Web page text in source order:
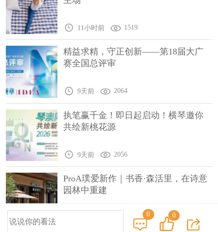
11小时前 1519
精益求精，守正创新——第18届大广
赛全国总评审
9天前 2064
执笔赢千金！即日起启动！横琴邀你
共绘新桃花源
9天前 2056
ProA璞爱新作｜书香·森活里，在诗意
园林中重建
0 0